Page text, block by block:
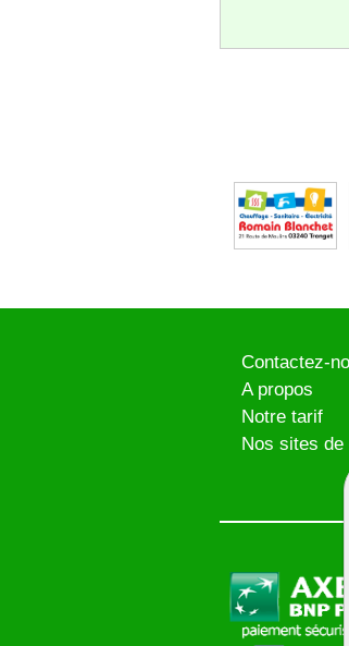
Contactez-
A propos
Notre tarif
Nos sites